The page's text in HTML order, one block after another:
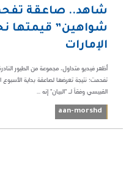
شاهد.. صاعقة
الإمارات
تفحمت؛ نتيجة تعرضها لصاعقة بداية
القبيسي وفقاً لـ "البيان" إنه ...
aan-morshd